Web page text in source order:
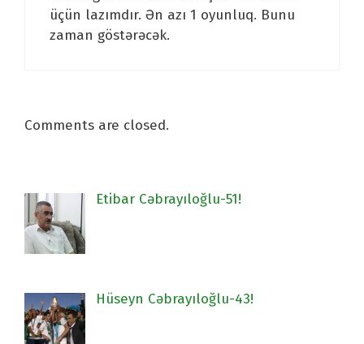
üçün lazımdır. Ən azı 1 oyunluq. Bunu
zaman göstərəcək.
Comments are closed.
Etibar Cəbrayıloğlu-51!
Hüseyn Cəbrayıloğlu-43!